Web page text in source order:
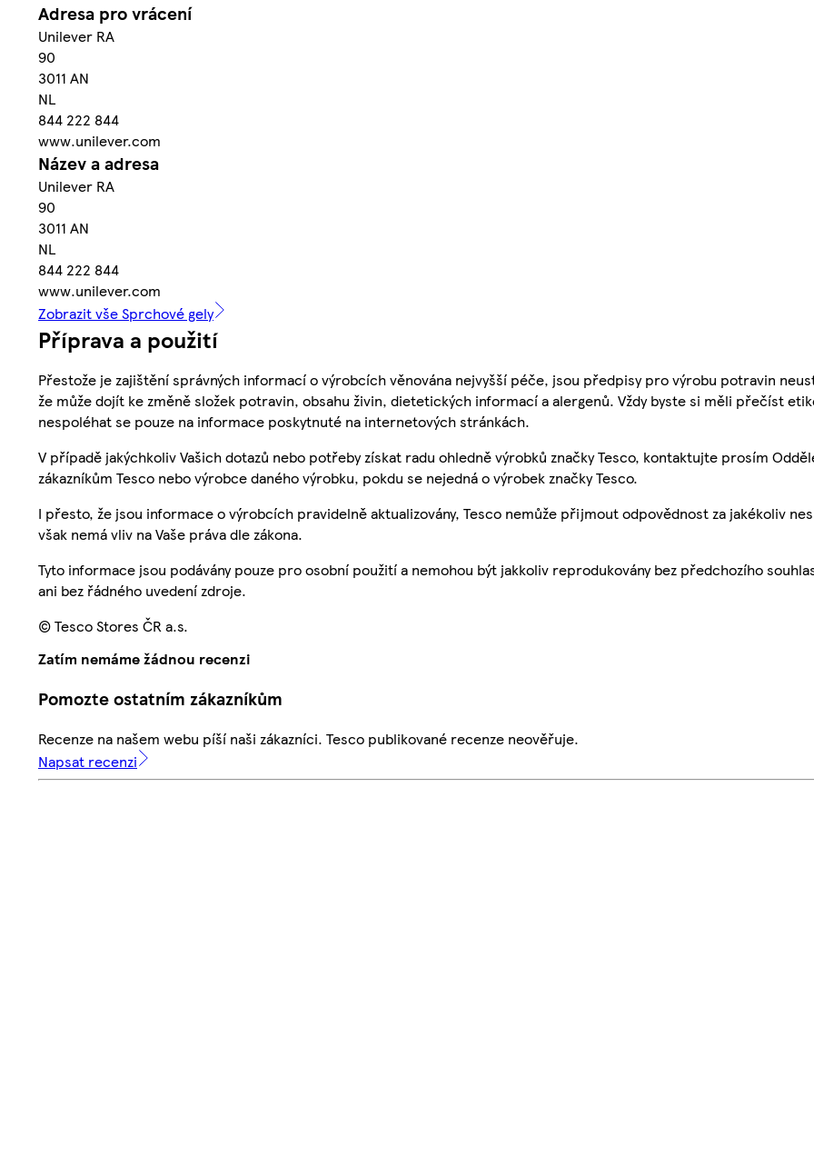
Adresa pro vrácení
Unilever RA
90
3011 AN
NL
844 222 844
www.unilever.com
Název a adresa
Unilever RA
90
3011 AN
NL
844 222 844
www.unilever.com
Zobrazit vše Sprchové gely
Příprava a použití
Přestože je zajištění správných informací o výrobcích věnována nejvyšší péče, jsou předpisy pro výrobu potravin
že může dojít ke změně složek potravin, obsahu živin, dietetických informací a alergenů. Vždy byste si měli přečíst
nespoléhat se pouze na informace poskytnuté na internetových stránkách.
V případě jakýchkoliv Vašich dotazů nebo potřeby získat radu ohledně výrobků značky Tesco, kontaktujte prosím
zákazníkům Tesco nebo výrobce daného výrobku, pokdu se nejedná o výrobek značky Tesco.
I přesto, že jsou informace o výrobcích pravidelně aktualizovány, Tesco nemůže přijmout odpovědnost za jakékoliv
však nemá vliv na Vaše práva dle zákona.
Tyto informace jsou podávány pouze pro osobní použití a nemohou být jakkoliv reprodukovány bez předchozího
ani bez řádného uvedení zdroje.
© Tesco Stores ČR a.s.
Zatím nemáme žádnou recenzi
Pomozte ostatním zákazníkům
Recenze na našem webu píší naši zákazníci. Tesco publikované recenze neověřuje.
Napsat recenzi